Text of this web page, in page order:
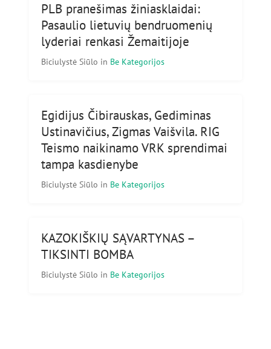
PLB pranešimas žiniasklaidai:
Pasaulio lietuvių bendruomenių
lyderiai renkasi Žemaitijoje
Biciulystė Siūlo in Be Kategorijos
Egidijus Čibirauskas, Gediminas
Ustinavičius, Zigmas Vaišvila. RIG
Teismo naikinamo VRK sprendimai
tampa kasdienybe
Biciulystė Siūlo in Be Kategorijos
KAZOKIŠKIŲ SĄVARTYNAS –
TIKSINTI BOMBA
Biciulystė Siūlo in Be Kategorijos